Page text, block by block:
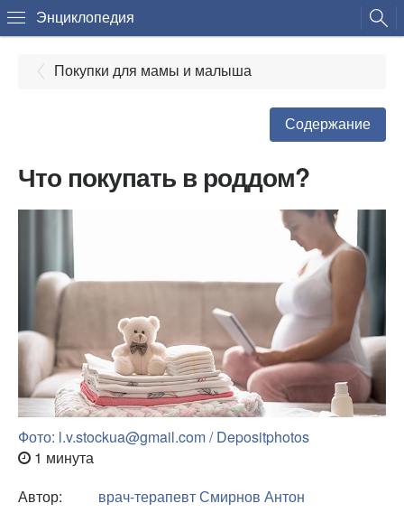
Энциклопедия
Покупки для мамы и малыша
Содержание
Что покупать в роддом?
Фото: l.v.stockua@gmail.com / Depositphotos
1 минута
Автор:
врач-терапевтСмирнов Антон